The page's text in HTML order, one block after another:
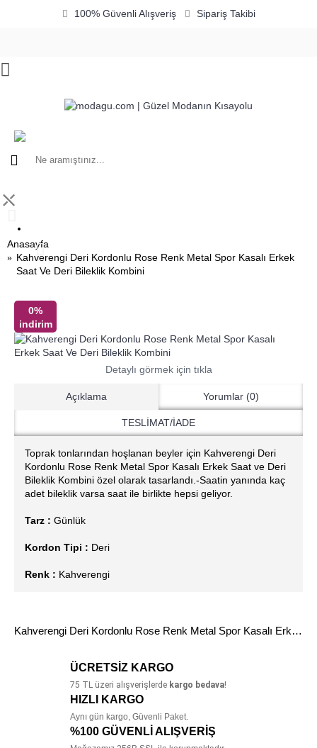
100% Güvenli Alışveriş Sipariş Takibi
⤬
Anasayfa
Kahverengi Deri Kordonlu Rose Renk Metal Spor Kasalı Erkek
Saat Ve Deri Bileklik Kombini
0%
indirim
Detaylı görmek için tıkla
Açıklama Yorumlar (0)
TESLİMAT/İADE
Toprak tonlarından hoşlanan beyler için Kahverengi Deri
Kordonlu Rose Renk Metal Spor Kasalı Erkek Saat ve Deri
Bileklik Kombini özel olarak tasarlandı.-Saatin yanında kaç
adet bileklik varsa saat ile birlikte hepsi geliyor.
Tarz : Günlük
Kordon Tipi : Deri
Renk : Kahverengi
Kahverengi Deri Kordonlu Rose Renk Metal Spor Kasalı Erkek Saat Ve Deri Bileklik Kombini
ÜCRETSİZ KARGO
75 TL üzeri alışverişlerde kargo bedava!
HIZLI KARGO
Aynı gün kargo, Güvenli Paket.
%100 GÜVENLİ ALIŞVERİŞ